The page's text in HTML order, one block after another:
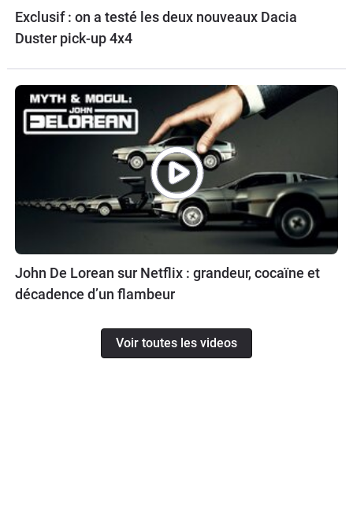
Exclusif : on a testé les deux nouveaux Dacia
Duster pick-up 4x4
John De Lorean sur Netflix : grandeur, cocaïne et
décadence d’un flambeur
Voir toutes les videos